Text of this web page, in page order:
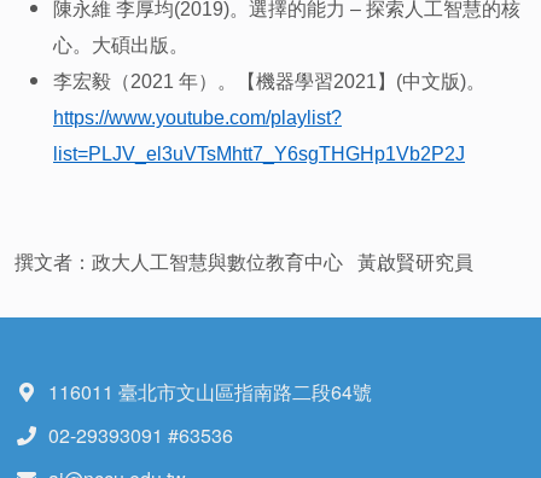
陳永維 李厚均(2019)。選擇的能力 – 探索人工智慧的核
心。大碩出版。
李宏毅（2021 年）。【機器學習2021】(中文版)。
https://www.youtube.com/playlist?
list=PLJV_el3uVTsMhtt7_Y6sgTHGHp1Vb2P2J
撰文者：政大人工智慧與數位教育中心 黃啟賢研究員
116011 臺北市文山區指南路二段64號
02-29393091 #63536